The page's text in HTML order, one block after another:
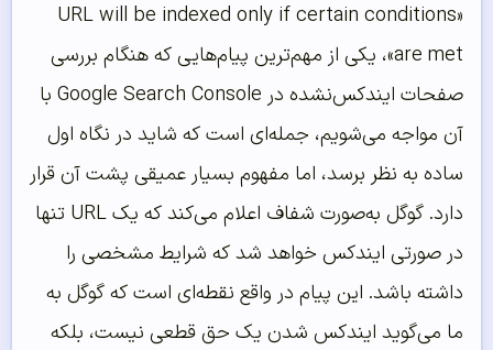
«URL will be indexed only if certain conditions
are met»، یکی از مهم‌ترین پیام‌هایی که هنگام بررسی
صفحات ایندکس‌نشده در Google Search Console با
آن مواجه می‌شویم، جمله‌ای است که شاید در نگاه اول
ساده به نظر برسد، اما مفهوم بسیار عمیقی پشت آن قرار
دارد. گوگل به‌صورت شفاف اعلام می‌کند که یک URL تنها
در صورتی ایندکس خواهد شد که شرایط مشخصی را
داشته باشد. این پیام در واقع نقطه‌ای است که گوگل به
ما می‌گوید ایندکس شدن یک حق قطعی نیست، بلکه